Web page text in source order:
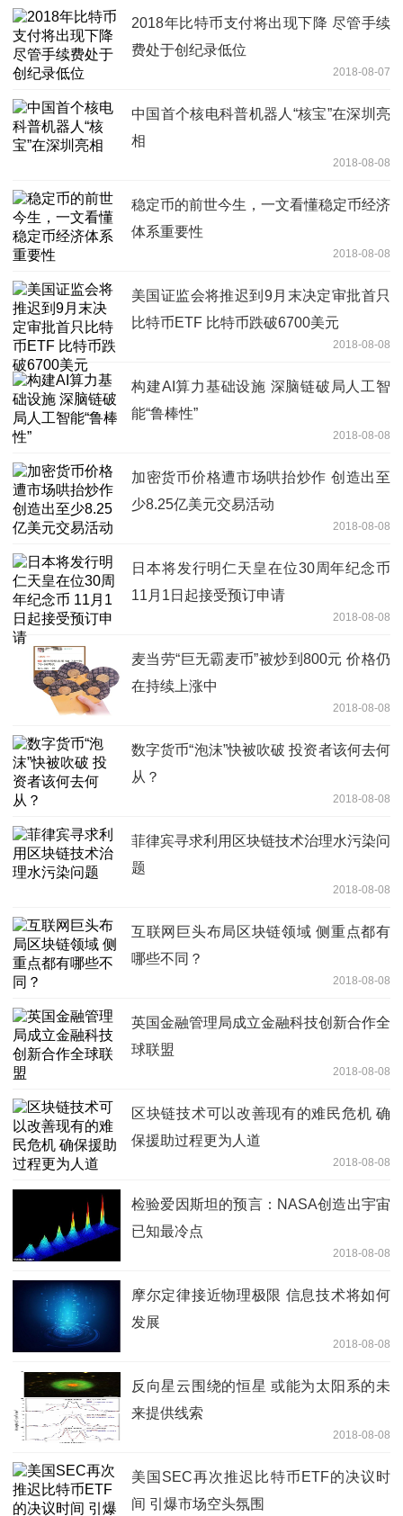
2018年比特币支付将出现下降 尽管手续
费处于创纪录低位
2018-08-07
中国首个核电科普机器人“核宝”在深圳亮
相
2018-08-08
稳定币的前世今生，一文看懂稳定币经济
体系重要性
2018-08-08
美国证监会将推迟到9月末决定审批首只
比特币ETF 比特币跌破6700美元
2018-08-08
构建AI算力基础设施 深脑链破局人工智
能“鲁棒性”
2018-08-08
加密货币价格遭市场哄抬炒作 创造出至
少8.25亿美元交易活动
2018-08-08
日本将发行明仁天皇在位30周年纪念币
11月1日起接受预订申请
2018-08-08
麦当劳“巨无霸麦币”被炒到800元 价格仍
在持续上涨中
2018-08-08
数字货币“泡沫”快被吹破 投资者该何去何
从？
2018-08-08
菲律宾寻求利用区块链技术治理水污染问
题
2018-08-08
互联网巨头布局区块链领域 侧重点都有
哪些不同？
2018-08-08
英国金融管理局成立金融科技创新合作全
球联盟
2018-08-08
区块链技术可以改善现有的难民危机 确
保援助过程更为人道
2018-08-08
检验爱因斯坦的预言：NASA创造出宇宙
已知最冷点
2018-08-08
摩尔定律接近物理极限 信息技术将如何
发展
2018-08-08
反向星云围绕的恒星 或能为太阳系的未
来提供线索
2018-08-08
美国SEC再次推迟比特币ETF的决议时
间 引爆市场空头氛围